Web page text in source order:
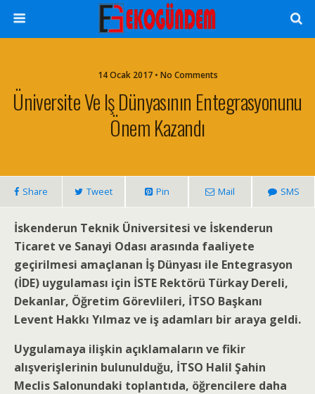
14 Ocak 2017 • No Comments
Üniversite Ve Iş Dünyasının Entegrasyonunu
Önem Kazandı
Share Tweet Pin Mail SMS
İskenderun Teknik Üniversitesi ve İskenderun
Ticaret ve Sanayi Odası arasında faaliyete
geçirilmesi amaçlanan İş Dünyası ile Entegrasyon
(İDE) uygulaması için İSTE Rektörü Türkay Dereli,
Dekanlar, Öğretim Görevlileri, İTSO Başkanı
Levent Hakkı Yılmaz ve iş adamları bir araya geldi.
Uygulamaya ilişkin açıklamaların ve fikir
alışverişlerinin bulunulduğu, İTSO Halil Şahin
Meclis Salonundaki toplantıda, öğrencilere daha